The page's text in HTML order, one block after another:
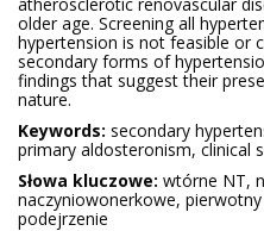
older age. Screening all
hypertension is not feasible or
secondary forms of
findings that suggest their
nature.
Keywords: secondary
primary aldosteronism, clinical
Słowa kluczowe: wtórne NT,
naczyniowonerkowe,
podejrzenie